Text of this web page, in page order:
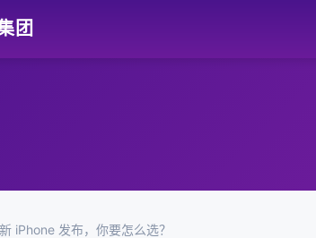
团
iPhone 发布，你要怎么选？